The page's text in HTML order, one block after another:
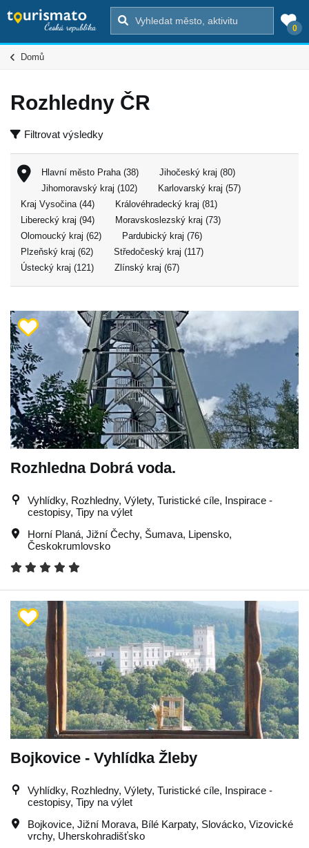
0
Domů
Rozhledny ČR
Filtrovat výsledky
Hlavní město Praha (38)
Jihočeský kraj (80)
Jihomoravský kraj (102)
Karlovarský kraj (57)
Kraj Vysočina (44)
Královéhradecký kraj (81)
Liberecký kraj (94)
Moravskoslezský kraj (73)
Olomoucký kraj (62)
Pardubický kraj (76)
Plzeňský kraj (62)
Středočeský kraj (117)
Ústecký kraj (121)
Zlínský kraj (67)
Rozhledna Dobrá voda.
Vyhlídky, Rozhledny, Výlety, Turistické cíle, Inspirace -
cestopisy, Tipy na výlet
Horní Planá, Jižní Čechy, Šumava, Lipensko,
Českokrumlovsko
Bojkovice - Vyhlídka Žleby
Vyhlídky, Rozhledny, Výlety, Turistické cíle, Inspirace -
cestopisy, Tipy na výlet
Bojkovice, Jižní Morava, Bílé Karpaty, Slovácko, Vizovické
vrchy, Uherskohradišťsko